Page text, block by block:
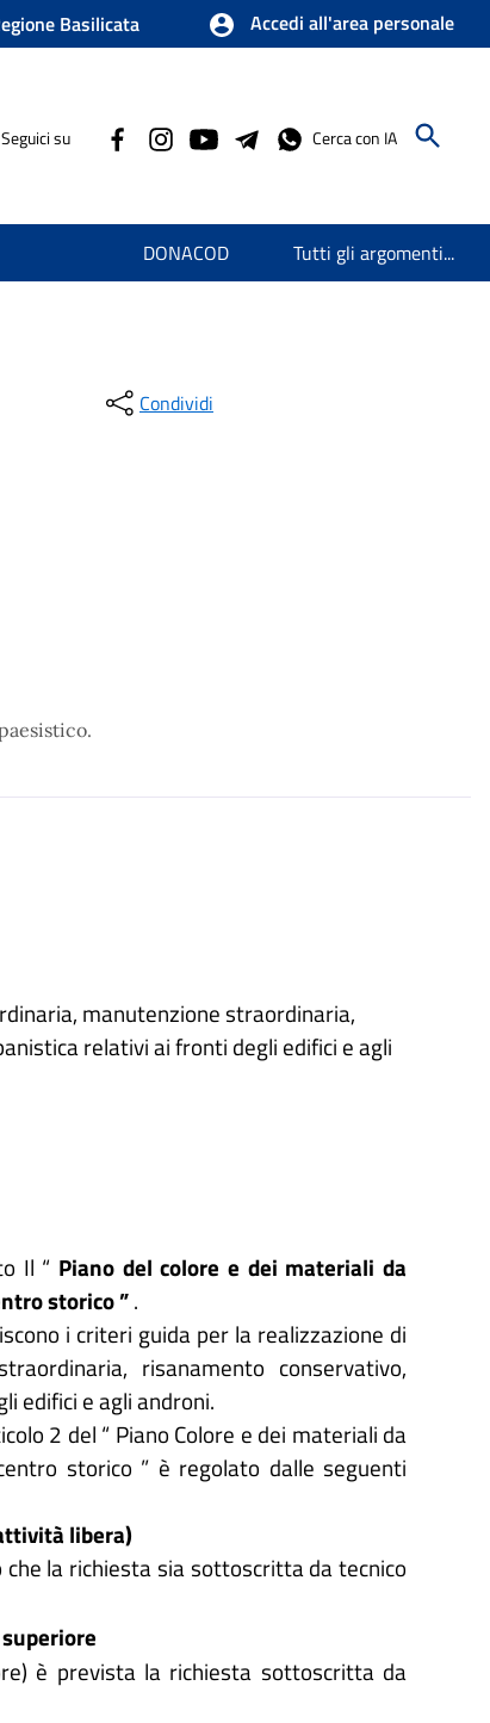
Basilicata Accedi all'area personale
Seguici su Cerca con IA
DONACOD Tutti gli argomenti...
Condividi
manutenzione straordinaria,
relativi ai fronti degli edifici e agli
Il “ Piano del colore e dei materiali da
storico”.
i criteri guida per la realizzazione di
risanamento conservativo,
edifici e agli androni.
2 del “ Piano Colore e dei materiali da
storico ” è regolato dalle seguenti
libera)
la richiesta sia sottoscritta da tecnico
è prevista la richiesta sottoscritta da